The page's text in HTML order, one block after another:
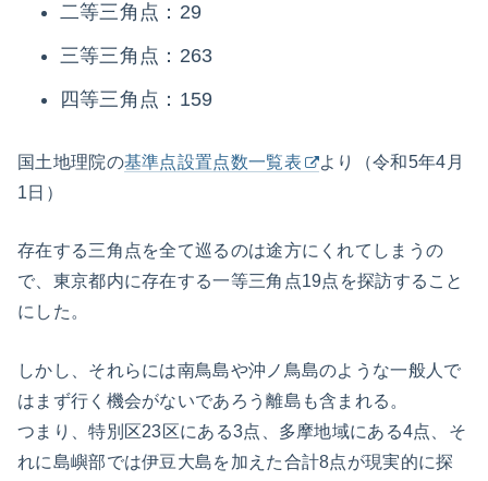
二等三角点：29
三等三角点：263
四等三角点：159
国土地理院の基準点設置点数一覧表
より（令和5年4月
1日）
存在する三角点を全て巡るのは途方にくれてしまうの
で、東京都内に存在する一等三角点19点を探訪すること
にした。
しかし、それらには南鳥島や沖ノ鳥島のような一般人で
はまず行く機会がないであろう離島も含まれる。
つまり、特別区23区にある3点、多摩地域にある4点、そ
れに島嶼部では伊豆大島を加えた合計8点が現実的に探